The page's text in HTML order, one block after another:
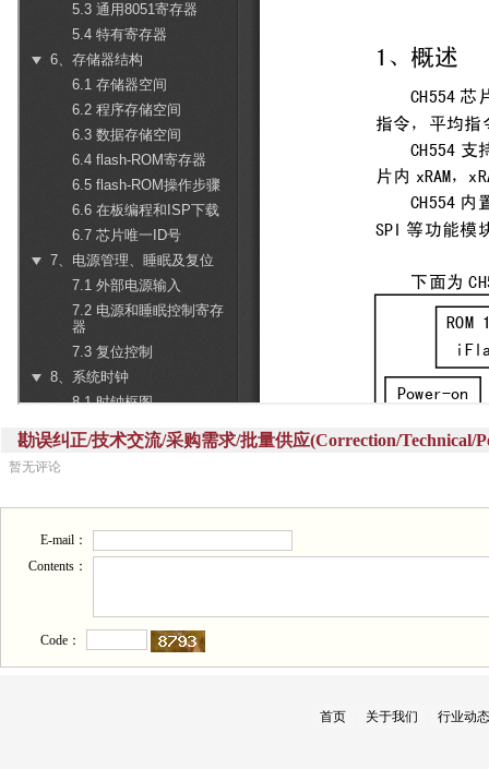
勘误纠正/技术交流/采购需求/批量供应(Correction/Technical/
暂无评论
E-mail：
Contents：
Code：
首页 关于我们 行业动态